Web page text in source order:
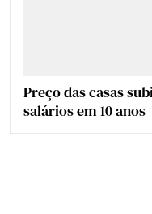
Preço das casas
salários em 10 anos